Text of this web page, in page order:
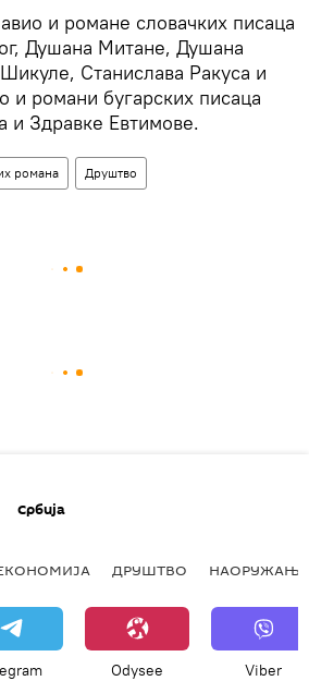
и романе словачких писаца
Душана Митане, Душана
Станислава Ракуса и
и романи бугарских писаца
и Здравке Евтимове.
романа Друштво
Србија
ДРУШТВО НАОРУЖАЊЕ
Odysee Viber